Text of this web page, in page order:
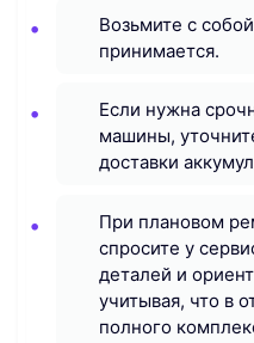
Возьмите с
принимается.
Если нужна
машины,
доставки
При плановом
спросите у
деталей и
учитывая, что в
полного